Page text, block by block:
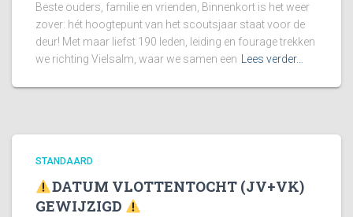
Beste ouders, familie en vrienden, Binnenkort is het weer
zover: hét hoogtepunt van het scoutsjaar staat voor de
deur! Met maar liefst 190 leden, leiding en fourage trekken
we richting Vielsalm, waar we samen een
Lees verder…
STANDAARD
DATUM VLOTTENTOCHT (JV+VK)
GEWIJZIGD